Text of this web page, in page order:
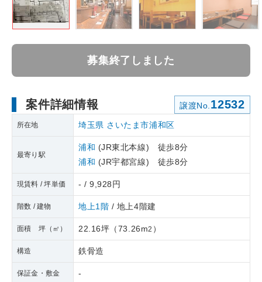
募集終了しました
案件詳細情報 譲渡No. 12532
所在地 埼玉県 さいたま市浦和区
最寄り駅
浦和 (JR東北本線) 徒歩8分
浦和 (JR宇都宮線) 徒歩8分
現賃料 / 坪単価 - / 9,928円
階数 / 建物 地上1階 / 地上4階建
面積 坪（㎡） 22.16坪 （73.26m2 ）
構造 鉄骨造
保証金・敷金 -